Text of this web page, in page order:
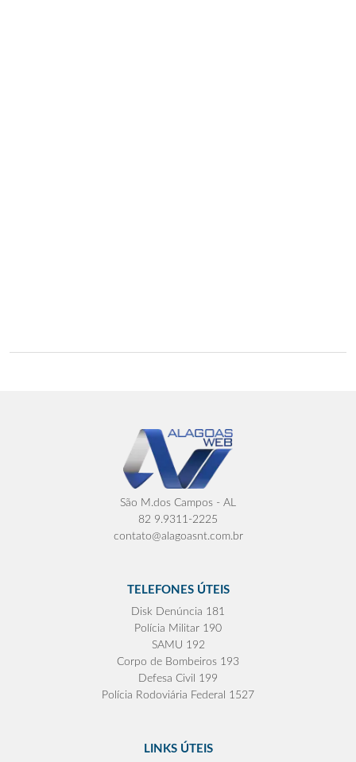
São M.dos Campos - AL
82 9.9311-2225
contato@alagoasnt.com.br
TELEFONES ÚTEIS
Disk Denúncia 181
Polícia Militar 190
SAMU 192
Corpo de Bombeiros 193
Defesa Civil 199
Polícia Rodoviária Federal 1527
LINKS ÚTEIS